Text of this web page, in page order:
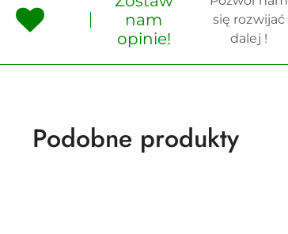
nam
opinie!
się rozwijać
dalej !
Produkty
Podobne produkty